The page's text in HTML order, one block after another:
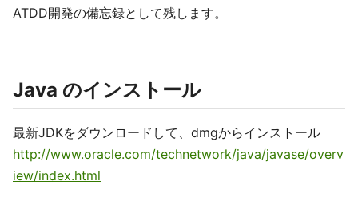
ATDD開発の備忘録として残します。
Java のインストール
最新JDKをダウンロードして、dmgからインストール
http://www.oracle.com/technetwork/java/javase/overv
iew/index.html